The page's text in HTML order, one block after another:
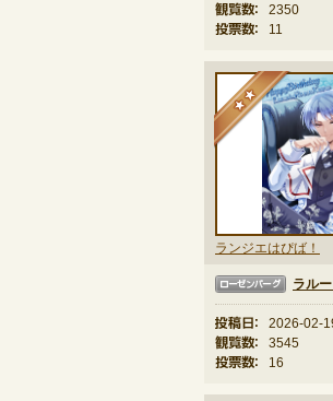
観覧数：
2350
投票数：
11
ランジエはぴば！
★★
ラル
投稿日：
2026-02-
観覧数：
3545
投票数：
16